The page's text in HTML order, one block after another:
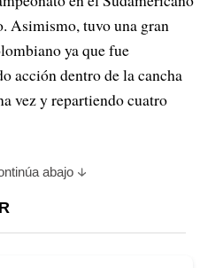
Asimismo, tuvo una gran
ya que fue
acción dentro de la cancha
vez y repartiendo cuatro
abajo